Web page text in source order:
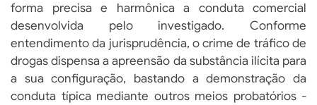
forma precisa e harmônica a conduta comercial
desenvolvida pelo investigado. Conforme
entendimento da jurisprudência, o crime de tráfico de
drogas dispensa a apreensão da substância ilícita para
a sua configuração, bastando a demonstração da
conduta típica mediante outros meios probatórios -